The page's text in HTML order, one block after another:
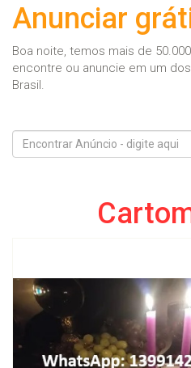
Anunciar
Boa noite, temos mais de
encontre ou anuncie em um
Brasil.